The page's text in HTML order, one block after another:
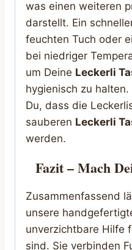
was einen weiteren
darstellt. Ein
feuchten Tuch oder
bei niedriger
um Deine Leckerli
hygienisch zu
Du, dass die
sauberen Leckerli
werden.
Fazit – Mach
Zusammenfassend
unsere
unverzichtbare Hilfe
sind. Sie verbinden